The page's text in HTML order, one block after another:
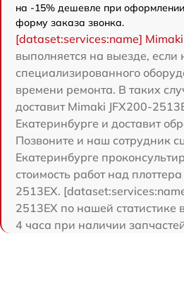
на -15% дешевле при
форму заказа звонка.
[dataset:services:name]
выполняется на выезде, если
специализированного
времени ремонта. В таких
доставит Mimaki JFX200-
Екатеринбурге и доставит
Позвоните и наш сотрудник
Екатеринбурге
стоимость работ над
2513EX.
2513EX по нашей статистике
4 часа при наличии